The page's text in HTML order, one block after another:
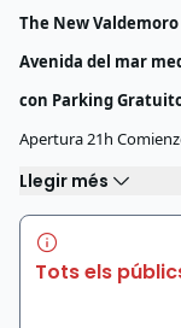
The New
Avenida del mar
con Parking
Apertura 21h
Llegir més
Tots els